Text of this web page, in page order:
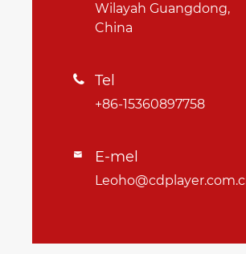
Wilayah Guangdong,
China
 Tel
+86-15360897758
 E-mel